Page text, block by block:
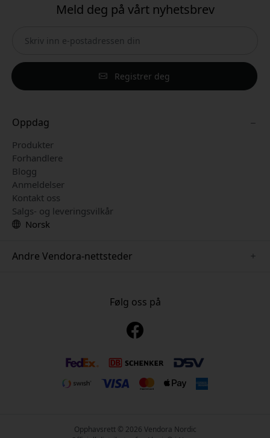
Meld deg på vårt nyhetsbrev
Registrer deg
Oppdag
Produkter
Forhandlere
Blogg
Anmeldelser
Kontakt oss
Salgs- og leveringsvilkår
Norsk
Andre Vendora-nettsteder
www.nordicsmartlight.se
www.plaud.se
Følg oss på
Opphavsrett © 2026 Vendora Nordic